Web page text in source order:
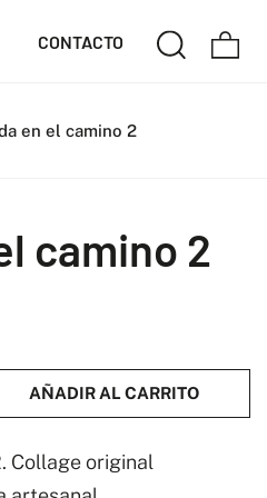
CONTACTO
en el camino 2
camino 2
AÑADIR AL CARRITO
Collage original